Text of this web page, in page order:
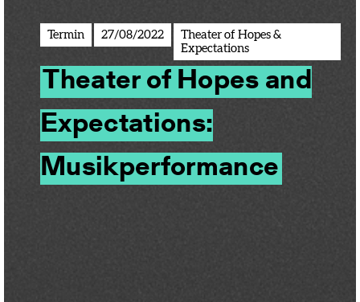
Termin 27/08/2022
Theater of Hopes &
Expectations
Theater of Hopes and
Expectations:
Musikperformance